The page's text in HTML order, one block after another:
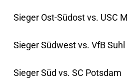
Sieger Ost-Südost vs. USC
Sieger Südwest vs. VfB
Sieger Süd vs. SC Potsdam